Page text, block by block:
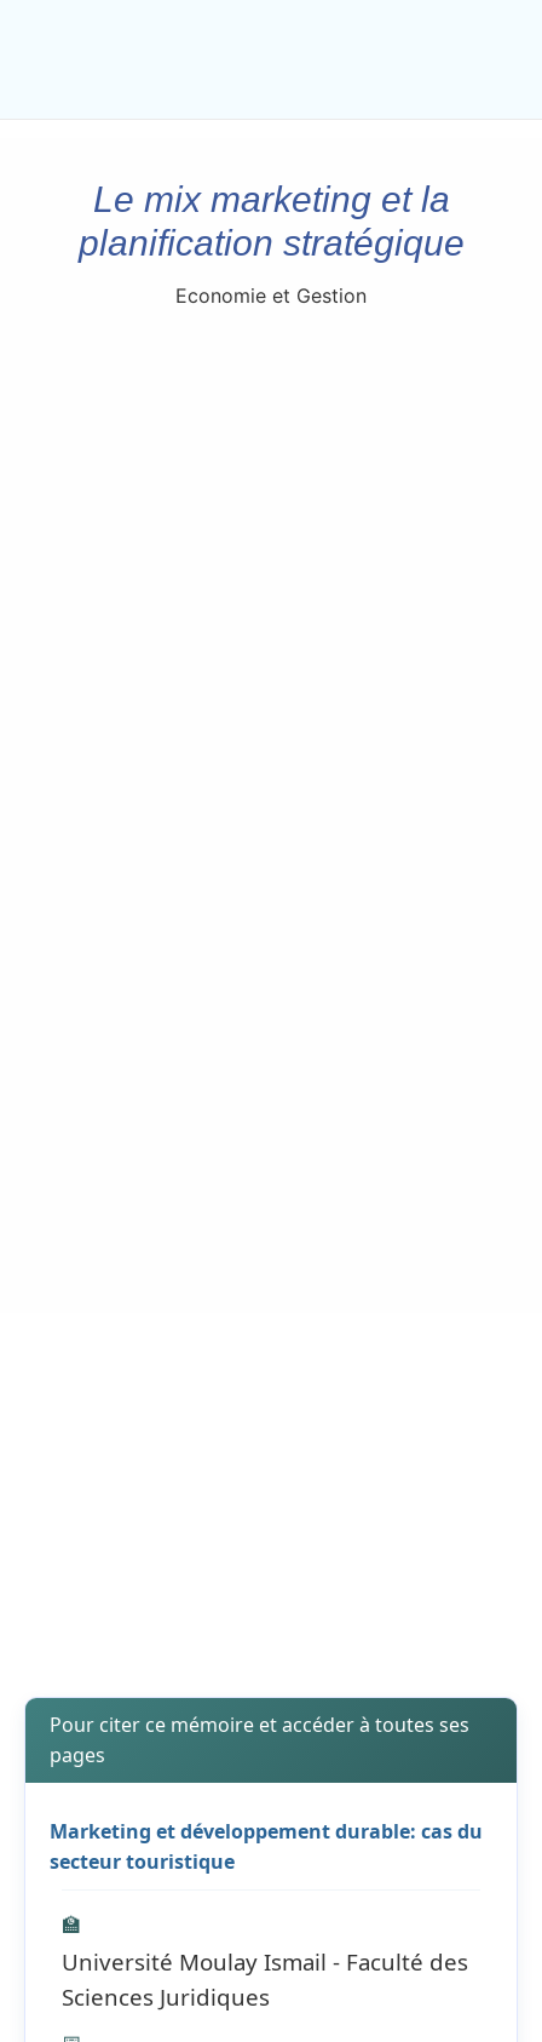
Le mix marketing et la
planification stratégique
Economie et Gestion
Pour citer ce mémoire et accéder à toutes ses
pages
Marketing et développement durable: cas du
secteur touristique
🏫
Université Moulay Ismail - Faculté des
Sciences Juridiques